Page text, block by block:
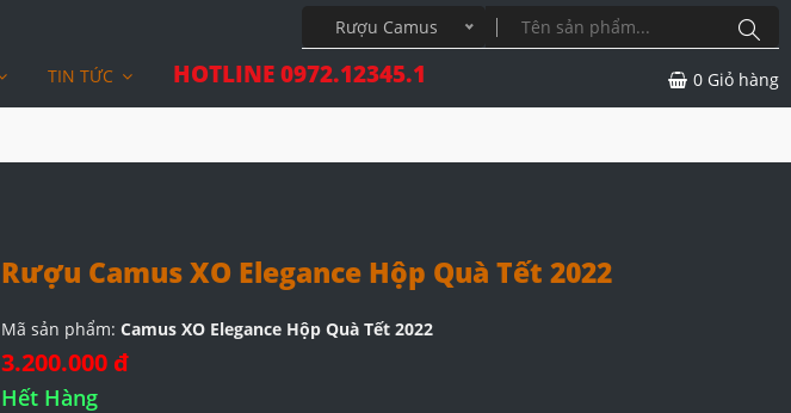
Rượu Camus
TIN TỨC HOTLINE 0972.12345.1 0 Giỏ hàng
Rượu Camus XO Elegance Hộp Quà Tết 2022
Mã sản phẩm: Camus XO Elegance Hộp Quà Tết 2022
3.200.000 đ
Hết Hàng